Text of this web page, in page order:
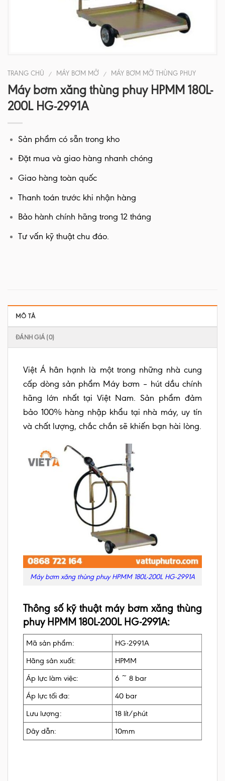
TRANG CHỦ / MÁY BƠM MỠ / MÁY BƠM MỠ THÙNG PHUY
Máy bơm xăng thùng phuy HPMM 180L-
200L HG-2991A
Sản phẩm có sẵn trong kho
Đặt mua và giao hàng nhanh chóng
Giao hàng toàn quốc
Thanh toán trước khi nhận hàng
Bảo hành chính hãng trong 12 tháng
Tư vấn kỹ thuật chu đáo.
MÔ TẢ
ĐÁNH GIÁ (0)
Việt Á hân hạnh là một trong những nhà cung
cấp dòng sản phẩm Máy bơm – hút dầu chính
hãng lớn nhất tại Việt Nam. Sản phẩm đảm
bảo 100% hàng nhập khẩu tại nhà máy, uy tín
và chất lượng, chắc chắn sẽ khiến bạn hài lòng.
Máy bơm xăng thùng phuy HPMM 180L-200L HG-2991A
Thông số kỹ thuật máy bơm xăng thùng
phuy HPMM 180L-200L HG-2991A:
Mã sản phẩm:
HG-2991A
Hãng sản xuất:
HPMM
Áp lực làm việc:
6 ~ 8 bar
Áp lực tối đa:
40 bar
Lưu lượng:
18 lít/phút
Dây dẫn:
10mm